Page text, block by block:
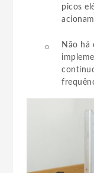
picos
Não há